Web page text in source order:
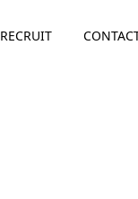
RECRUIT